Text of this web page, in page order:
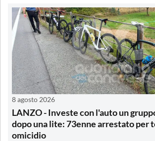
8 agosto 2026
LANZO - Investe con l'auto un
dopo una lite: 73enne arrestato per
omicidio